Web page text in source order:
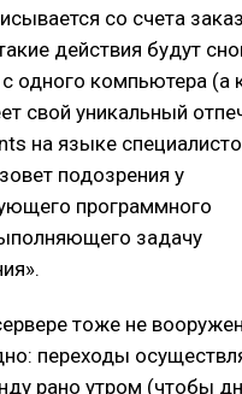
со счета
действия будут
с одного компьютера
свой уникальный
на языке
подозрения у
программного
задачу
тоже не
переходы
рано утром (чтобы